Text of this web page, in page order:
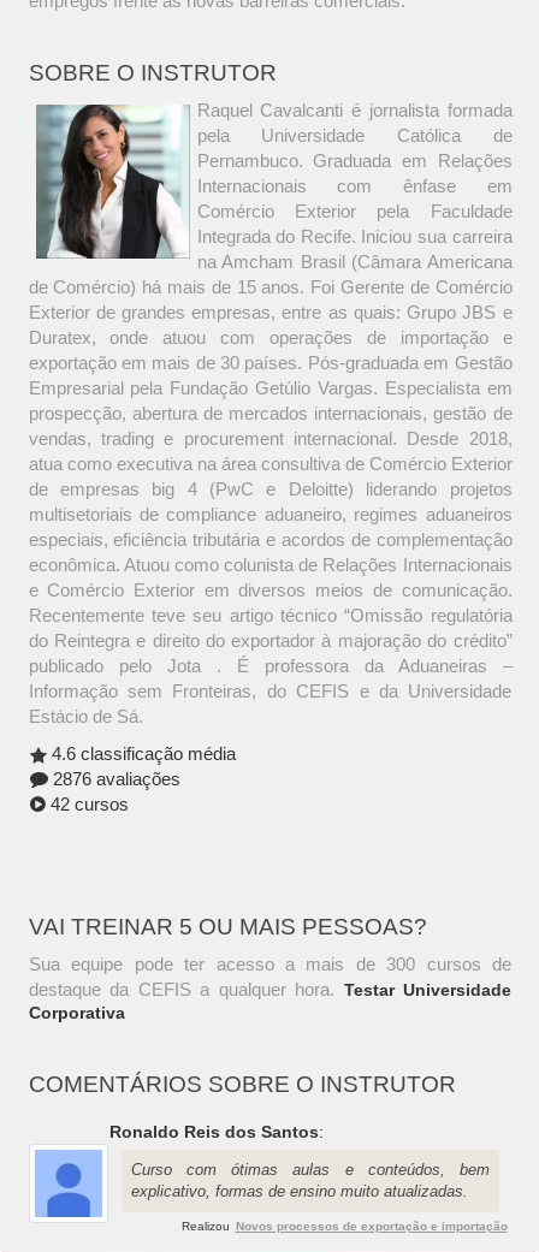
SOBRE O INSTRUTOR
Raquel Cavalcanti é jornalista formada
pela Universidade Católica de
Pernambuco. Graduada em Relações
Internacionais com ênfase em
Comércio Exterior pela Faculdade
Integrada do Recife. Iniciou sua carreira
na Amcham Brasil (Câmara Americana
de Comércio) há mais de 15 anos. Foi Gerente de Comércio
Exterior de grandes empresas, entre as quais: Grupo JBS e
Duratex, onde atuou com operações de importação e
exportação em mais de 30 países. Pós-graduada em Gestão
Empresarial pela Fundação Getúlio Vargas. Especialista em
prospecção, abertura de mercados internacionais, gestão de
vendas, trading e procurement internacional. Desde 2018,
atua como executiva na área consultiva de Comércio Exterior
de empresas big 4 (PwC e Deloitte) liderando projetos
multisetoriais de compliance aduaneiro, regimes aduaneiros
especiais, eficiência tributária e acordos de complementação
econômica. Atuou como colunista de Relações Internacionais
e Comércio Exterior em diversos meios de comunicação.
Recentemente teve seu artigo técnico “Omissão regulatória
do Reintegra e direito do exportador à majoração do crédito”
publicado pelo Jota . É professora da Aduaneiras –
Informação sem Fronteiras, do CEFIS e da Universidade
Estácio de Sá.
4.6 classificação média
2876 avaliações
42 cursos
VAI TREINAR 5 OU MAIS PESSOAS?
Sua equipe pode ter acesso a mais de 300 cursos de
destaque da CEFIS a qualquer hora. Testar Universidade
Corporativa
COMENTÁRIOS SOBRE O INSTRUTOR
Ronaldo Reis dos Santos:
Curso com ótimas aulas e conteúdos, bem
explicativo, formas de ensino muito atualizadas.
Realizou Novos processos de exportação e importação